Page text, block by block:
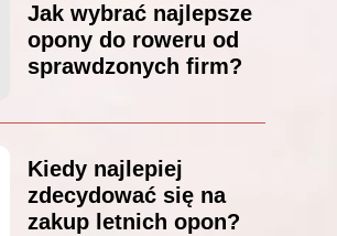
Jak wybrać najlepsze
opony do roweru od
sprawdzonych firm?
Kiedy najlepiej
zdecydować się na
zakup letnich opon?